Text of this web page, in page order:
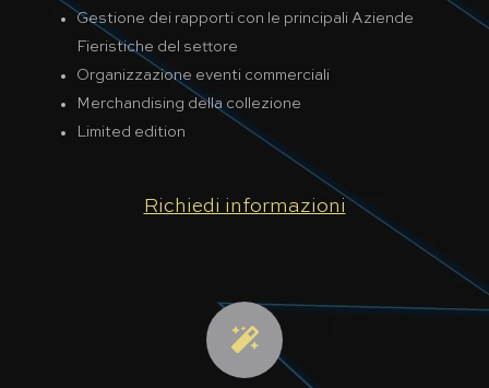
Gestione dei rapporti con le principali Aziende
Fieristiche del settore
Organizzazione eventi commerciali
Merchandising della collezione
Limited edition
Richiedi informazioni